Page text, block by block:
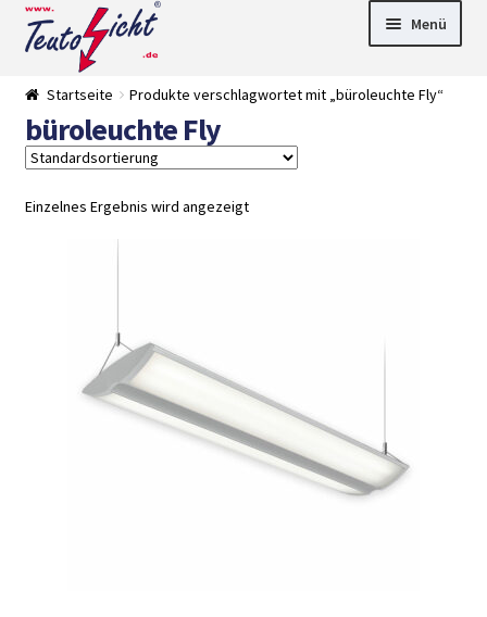
Zur
Navigation
springen
Springe
zum
Menü
► LED Panel
►
Startseite Produkte verschlagwortet mit „büroleuchte Fly“
büroleuchte Fly
Einzelnes Ergebnis wird angezeigt